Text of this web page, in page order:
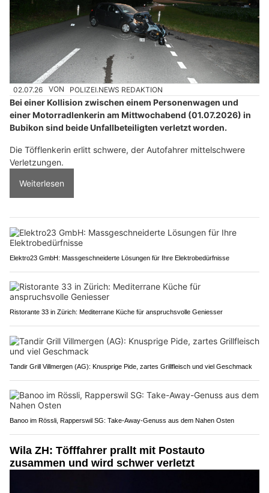
02.07.26 VON POLIZEI.NEWS REDAKTION
Bei einer Kollision zwischen einem Personenwagen und
einer Motorradlenkerin am Mittwochabend (01.07.2026) in
Bubikon sind beide Unfallbeteiligten verletzt worden.
Die Töfflenkerin erlitt schwere, der Autofahrer mittelschwere
Verletzungen.
Weiterlesen
Elektro23 GmbH: Massgeschneiderte Lösungen für Ihre Elektrobedürfnisse
Ristorante 33 in Zürich: Mediterrane Küche für anspruchsvolle Geniesser
Tandir Grill Villmergen (AG): Knusprige Pide, zartes Grillfleisch und viel Geschmack
Banoo im Rössli, Rapperswil SG: Take-Away-Genuss aus dem Nahen Osten
Wila ZH: Töfffahrer prallt mit Postauto
zusammen und wird schwer verletzt